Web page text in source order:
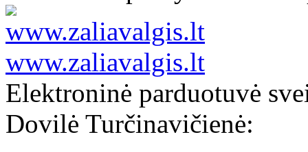
www.zaliavalgis.lt
Elektroninė parduotuvė
Dovilė Turčinavičienė: